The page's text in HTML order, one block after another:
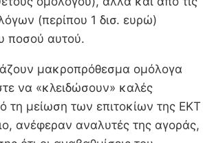
(περίπου 1 δισ. ευρώ)
ποσού αυτού.
μακροπρόθεσμα ομόλογα
να «κλειδώσουν» καλές
τη μείωση των επιτοκίων της ΕΚΤ
ανέφεραν αναλυτές της αγοράς,